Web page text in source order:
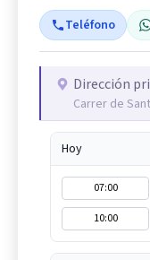
Teléfono
Dirección
Carrer de
Hoy
07:00
10:00